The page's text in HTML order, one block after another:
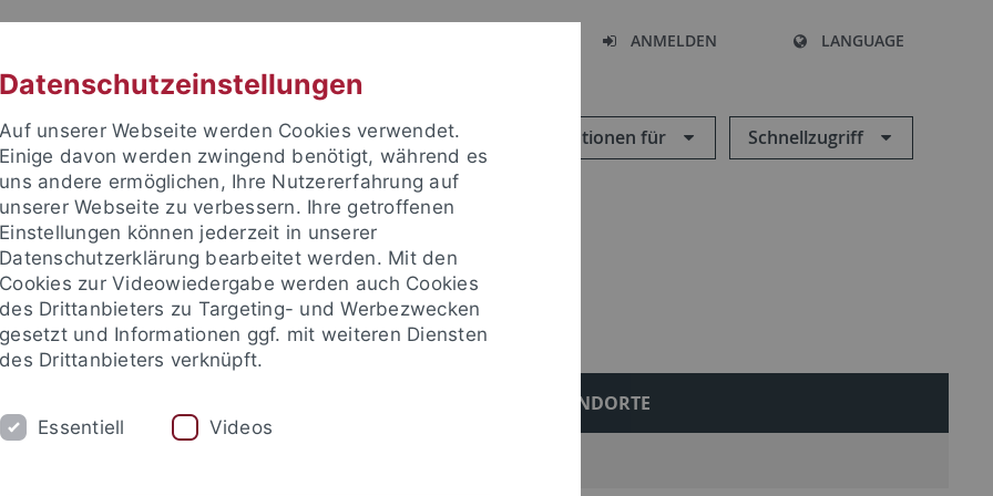
ANMELDEN LANGUAGE
Informationen für Schnellzugriff
STANDORTE
Datenschutzeinstellungen
Auf unserer Webseite werden Cookies verwendet.
Einige davon werden zwingend benötigt, während es
uns andere ermöglichen, Ihre Nutzererfahrung auf
unserer Webseite zu verbessern. Ihre getroffenen
Einstellungen können jederzeit in unserer
Datenschutzerklärung bearbeitet werden. Mit den
Cookies zur Videowiedergabe werden auch Cookies
des Drittanbieters zu Targeting- und Werbezwecken
gesetzt und Informationen ggf. mit weiteren Diensten
des Drittanbieters verknüpft.
Essentiell Videos